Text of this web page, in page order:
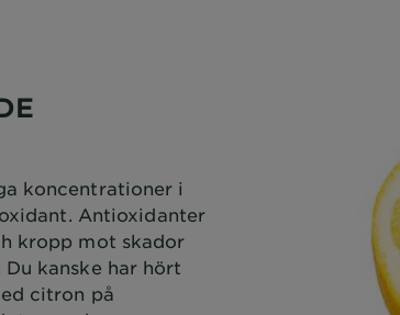
koncentrationer i
Antioxidanter
kropp mot skador
kanske har hört
citron på